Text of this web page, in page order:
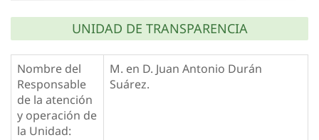
UNIDAD DE TRANSPARENCIA
Nombre del
Responsable
de la atención
y operación de
la Unidad:
M. en D. Juan Antonio Durán
Suárez.